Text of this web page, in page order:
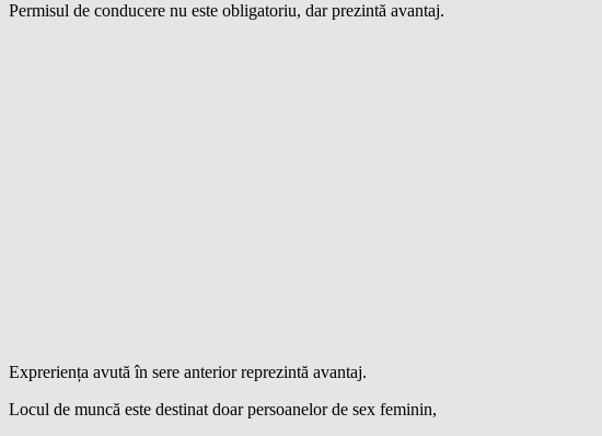
Permisul de conducere nu este obligatoriu, dar prezintă avantaj.
Expreriența avută în sere anterior reprezintă avantaj.
Locul de muncă este destinat doar persoanelor de sex feminin,